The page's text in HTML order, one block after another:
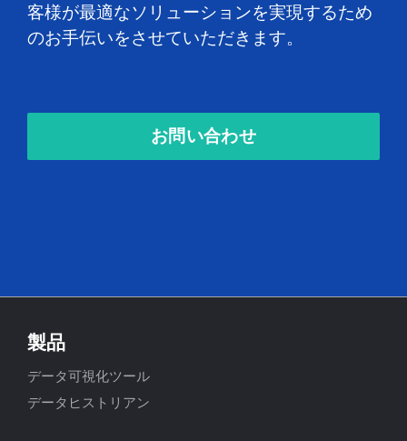
客様が最適なソリューションを実現するため
のお手伝いをさせていただきます。
お問い合わせ
製品
データ可視化ツール
データヒストリアン